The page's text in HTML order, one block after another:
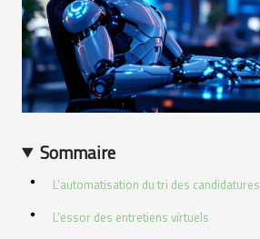
Sommaire
L’automatisation du tri des candidatures
L’essor des entretiens virtuels